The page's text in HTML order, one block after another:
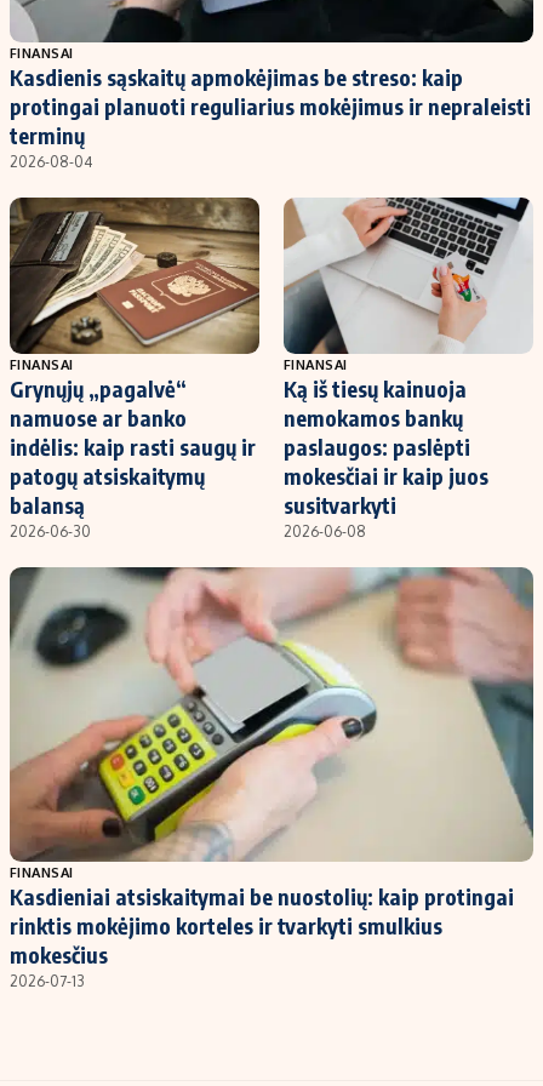
Populiarios temos
Investavimas
Akcijų rinka
Saulės elektrinės
Kriptovaliutos
Infliacija
Migracija
Titulinis
Nedarbo išmokos skaičiuoklė
Būsto finansai
Įdomios naujienos
Redakcija
Apie mus
Redakcijos politika
Privatumo politika
Turinio žymėjimo taisyklės
Regionų naujienos
Indėlių palūkanos
FINANSAI
Kasdienis sąskaitų apmokėjimas be streso: kaip
protingai planuoti reguliarius mokėjimus ir nepraleisti
terminų
2026-08-04
FINANSAI
Grynųjų „pagalvė“
namuose ar banko
indėlis: kaip rasti saugų ir
patogų atsiskaitymų
balansą
2026-06-30
FINANSAI
Ką iš tiesų kainuoja
nemokamos bankų
paslaugos: paslėpti
mokesčiai ir kaip juos
susitvarkyti
2026-06-08
FINANSAI
Kasdieniai atsiskaitymai be nuostolių: kaip protingai
rinktis mokėjimo korteles ir tvarkyti smulkius
mokesčius
2026-07-13